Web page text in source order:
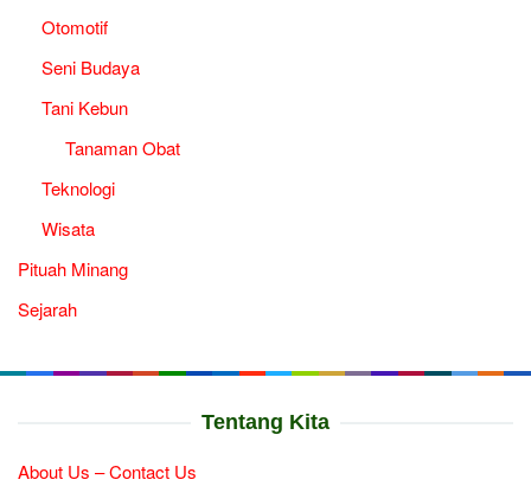
Otomotif
Seni Budaya
Tani Kebun
Tanaman Obat
Teknologi
Wisata
Pituah Minang
Sejarah
Tentang Kita
About Us – Contact Us